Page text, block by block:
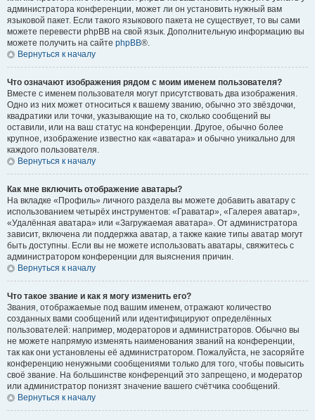
администратора конференции, может ли он установить нужный вам
языковой пакет. Если такого языкового пакета не существует, то вы сами
можете перевести phpBB на свой язык. Дополнительную информацию вы
можете получить на сайте phpBB®.
Вернуться к началу
Что означают изображения рядом с моим именем пользователя?
Вместе с именем пользователя могут присутствовать два изображения.
Одно из них может относиться к вашему званию, обычно это звёздочки,
квадратики или точки, указывающие на то, сколько сообщений вы
оставили, или на ваш статус на конференции. Другое, обычно более
крупное, изображение известно как «аватара» и обычно уникально для
каждого пользователя.
Вернуться к началу
Как мне включить отображение аватары?
На вкладке «Профиль» личного раздела вы можете добавить аватару с
использованием четырёх инструментов: «Граватар», «Галерея аватар»,
«Удалённая аватара» или «Загружаемая аватара». От администратора
зависит, включена ли поддержка аватар, а также какие типы аватар могут
быть доступны. Если вы не можете использовать аватары, свяжитесь с
администратором конференции для выяснения причин.
Вернуться к началу
Что такое звание и как я могу изменить его?
Звания, отображаемые под вашим именем, отражают количество
созданных вами сообщений или идентифицируют определённых
пользователей: например, модераторов и администраторов. Обычно вы
не можете напрямую изменять наименования званий на конференции,
так как они установлены её администратором. Пожалуйста, не засоряйте
конференцию ненужными сообщениями только для того, чтобы повысить
своё звание. На большинстве конференций это запрещено, и модератор
или администратор понизят значение вашего счётчика сообщений.
Вернуться к началу